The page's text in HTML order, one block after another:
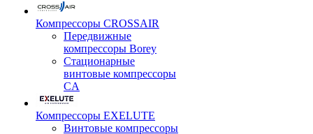
Компрессоры CROSSAIR
Передвижные
компрессоры Borey
Стационарные
винтовые компрессоры
CA
Компрессоры EXELUTE
Винтовые компрессоры